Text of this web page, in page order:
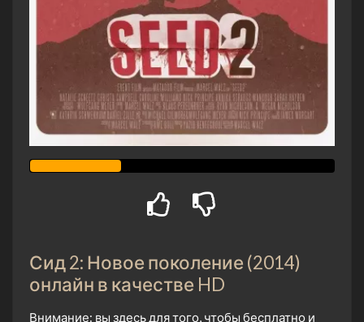
Сид 2: Новое поколение (2014)
онлайн в качестве HD
Внимание: вы здесь для того, чтобы бесплатно и